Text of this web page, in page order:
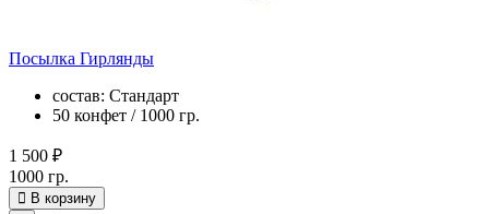
Посылка Гирлянды
состав: Стандарт
50 конфет / 1000 гр.
1 500 ₽
1000 гр.
В корзину